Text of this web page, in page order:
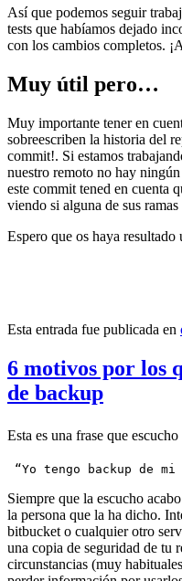
Así que podemos seguir
tests que habíamos dejado
con los cambios completos.
Muy útil pero…
Muy importante tener en
sobreescriben la historia del
commit!. Si estamos
nuestro remoto no hay
este commit tened en cuenta
viendo si alguna de sus
Espero que os haya resultado
Esta entrada fue publicada en
6 motivos por los
de backup
Esta es una frase que
“Yo tengo backup de
Siempre que la escucho
la persona que la ha dicho.
bitbucket o cualquier otro
una copia de seguridad de tu
circunstancias (muy